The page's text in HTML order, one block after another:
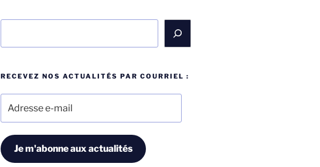
RECEVEZ NOS ACTUALITÉS PAR COURRIEL :
mail
Je m'abonne aux actualités